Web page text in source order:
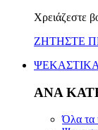
Χρειάζεστε
ΖΗΤΗΣΤΕ
ΨΕΚΑΣΤΙΚΑ
ΑΝΑ
Όλα τα